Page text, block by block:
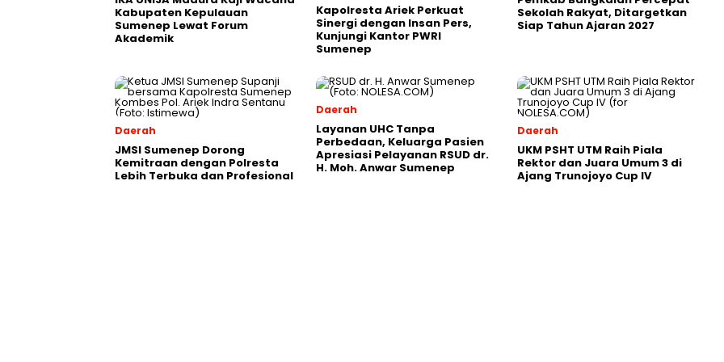
Kabupaten Kepulauan
Sumenep Lewat Forum
Akademik
Kapolresta Ariek Perkuat
Sinergi dengan Insan Pers,
Kunjungi Kantor PWRI
Sumenep
Sekolah Rakyat, Ditargetkan
Siap Tahun Ajaran 2027
Daerah
JMSI Sumenep Dorong
Kemitraan dengan Polresta
Lebih Terbuka dan Profesional
Daerah
Layanan UHC Tanpa
Perbedaan, Keluarga Pasien
Apresiasi Pelayanan RSUD dr.
H. Moh. Anwar Sumenep
Daerah
UKM PSHT UTM Raih Piala
Rektor dan Juara Umum 3 di
Ajang Trunojoyo Cup IV